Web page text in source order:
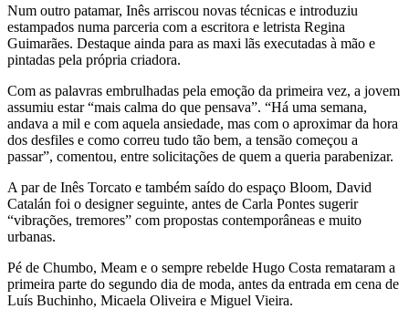
Num outro patamar, Inês arriscou novas técnicas e introduziu
estampados numa parceria com a escritora e letrista Regina
Guimarães. Destaque ainda para as maxi lãs executadas à mão e
pintadas pela própria criadora.
Com as palavras embrulhadas pela emoção da primeira vez, a jovem
assumiu estar “mais calma do que pensava”. “Há uma semana,
andava a mil e com aquela ansiedade, mas com o aproximar da hora
dos desfiles e como correu tudo tão bem, a tensão começou a
passar”, comentou, entre solicitações de quem a queria parabenizar.
A par de Inês Torcato e também saído do espaço Bloom, David
Catalán foi o designer seguinte, antes de Carla Pontes sugerir
“vibrações, tremores” com propostas contemporâneas e muito
urbanas.
Pé de Chumbo, Meam e o sempre rebelde Hugo Costa remataram a
primeira parte do segundo dia de moda, antes da entrada em cena de
Luís Buchinho, Micaela Oliveira e Miguel Vieira.